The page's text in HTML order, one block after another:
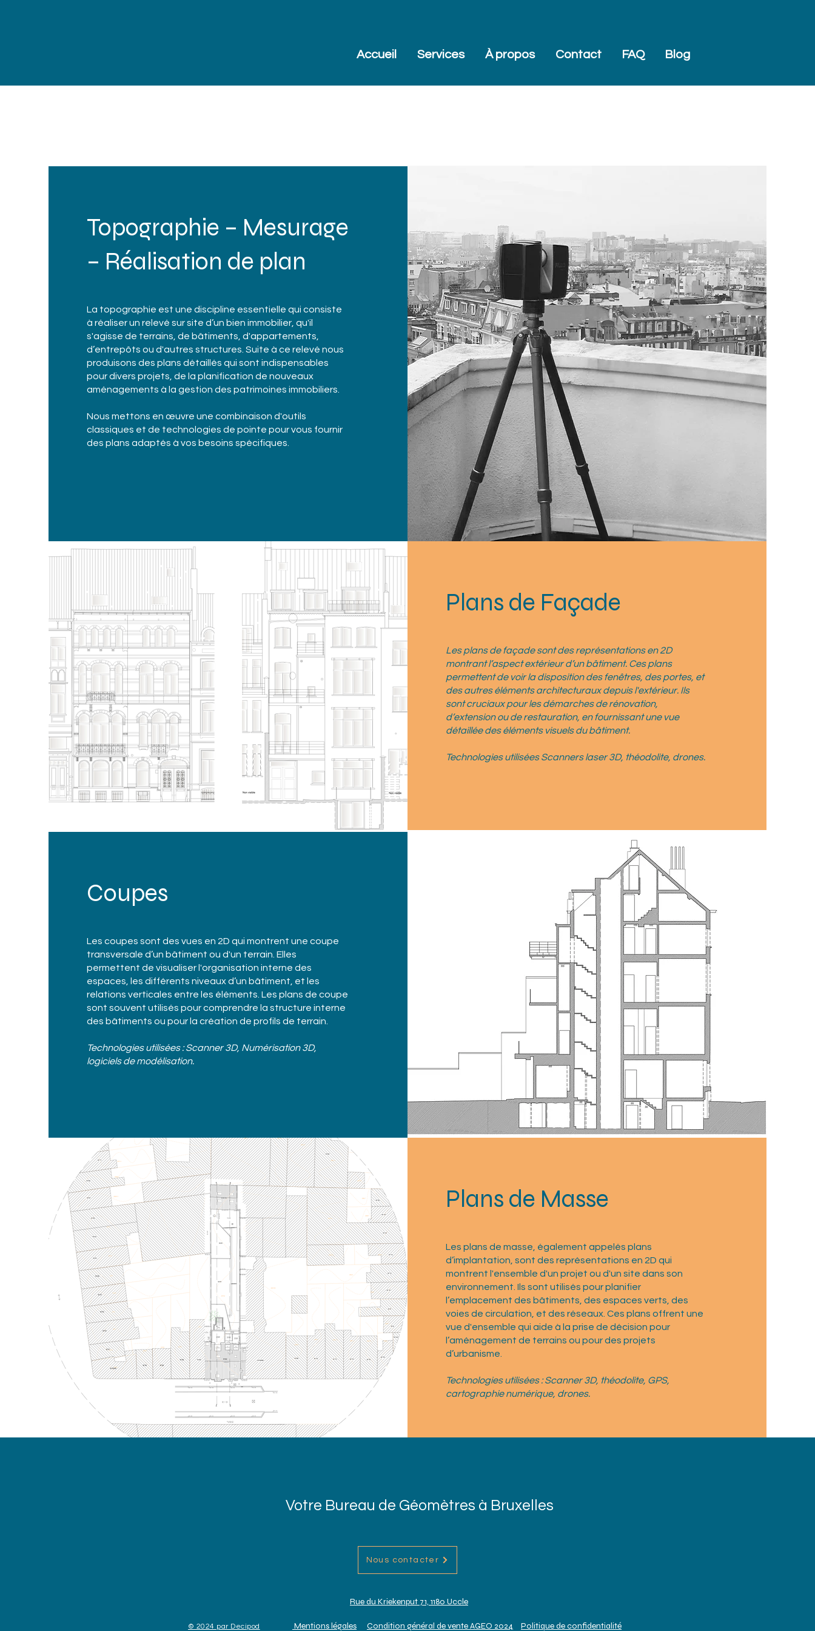
Accueil Services À propos Contact FAQ Blog
Topographie – Mesurage
– Réalisation de plan
La topographie est une discipline essentielle qui consiste
à réaliser un relevé sur site d’un bien immobilier, qu'il
s'agisse de terrains, de bâtiments, d'appartements,
d’entrepôts ou d'autres structures. Suite à ce relevé nous
produisons des plans détaillés qui sont indispensables
pour divers projets, de la planification de nouveaux
aménagements à la gestion des patrimoines immobiliers.
Nous mettons en œuvre une combinaison d'outils
classiques et de technologies de pointe pour vous fournir
des plans adaptés à vos besoins spécifiques.
Plans de Façade
Les plans de façade sont des représentations en 2D
montrant l’aspect extérieur d’un bâtiment. Ces plans
permettent de voir la disposition des fenêtres, des portes, et
des autres éléments architecturaux depuis l'extérieur. Ils
sont cruciaux pour les démarches de rénovation,
d’extension ou de restauration, en fournissant une vue
détaillée des éléments visuels du bâtiment.
Technologies utilisées Scanners laser 3D, théodolite, drones.
Coupes
Les coupes sont des vues en 2D qui montrent une coupe
transversale d’un bâtiment ou d'un terrain. Elles
permettent de visualiser l'organisation interne des
espaces, les différents niveaux d’un bâtiment, et les
relations verticales entre les éléments. Les plans de coupe
sont souvent utilisés pour comprendre la structure interne
des bâtiments ou pour la création de profils de terrain.
Technologies utilisées : Scanner 3D, Numérisation 3D,
logiciels de modélisation.
Plans de Masse
Les plans de masse, également appelés plans
d’implantation, sont des représentations en 2D qui
montrent l'ensemble d'un projet ou d'un site dans son
environnement. Ils sont utilisés pour planifier
l’emplacement des bâtiments, des espaces verts, des
voies de circulation, et des réseaux. Ces plans offrent une
vue d'ensemble qui aide à la prise de décision pour
l’aménagement de terrains ou pour des projets
d’urbanisme.
Technologies utilisées : Scanner 3D, théodolite, GPS,
cartographie numérique, drones.
Votre Bureau de Géomètres à Bruxelles
Nous contacter
Rue du Kriekenput 71, 1180 Uccle
© 2024 par Decipod Mentions légales Politique de confidentialité
Condition général de vente AGEO 2024